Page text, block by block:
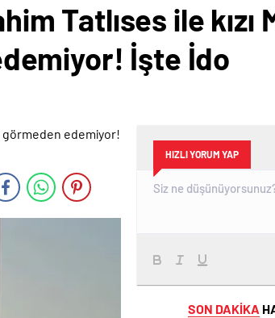
Tatlıses ile kızı
İşte İdo
HIZLI YORUM YAP
SON DAKİKA